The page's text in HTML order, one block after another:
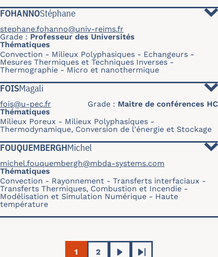
FOHANNOStéphane
stephane.fohanno@univ-reims.fr
Grade
Professeur des Universités
Thématiques
Convection
Milieux Polyphasiques
Echangeurs
Mesures Thermiques et Techniques Inverses
Thermographie
Micro et nanothermique
FOISMagali
fois@u-pec.fr Grade
Maitre de conférences HC
Thématiques
Milieux Poreux
Milieux Polyphasiques
Thermodynamique, Conversion de l'énergie et Stockage
FOUQUEMBERGHMichel
michel.fouquembergh@mbda-systems.com
Thématiques
Convection
Rayonnement
Transferts interfaciaux
Transferts Thermiques, Combustion et Incendie
Modélisation et Simulation Numérique
Haute
température
1 2